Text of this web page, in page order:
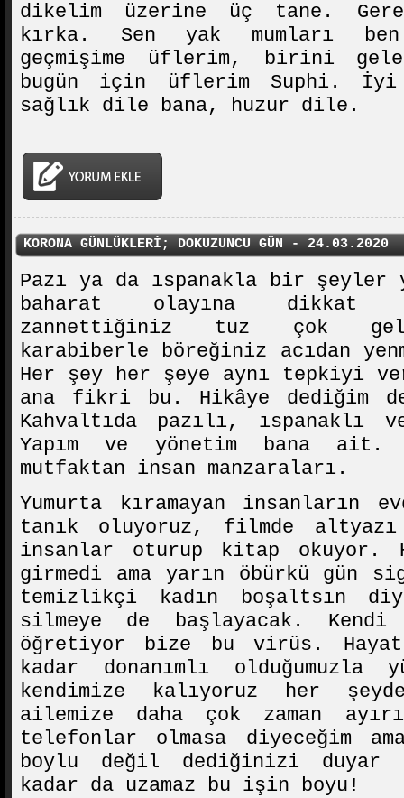
dikelim üzerine üç tane.
kırka. Sen yak mumları
geçmişime üflerim, birini
bugün için üflerim Suphi. İyi
sağlık dile bana, huzur dile.
KORONA GÜNLÜKLERİ; DOKUZUNCU GÜN - 24.03.2020
Pazı ya da ıspanakla bir şeyler
baharat olayına dikkat
zannettiğiniz tuz çok
karabiberle böreğiniz acıdan
Her şey her şeye aynı tepkiyi
ana fikri bu. Hikâye dediğim
Kahvaltıda pazılı, ıspanaklı
Yapım ve yönetim bana ait.
mutfaktan insan manzaraları.
Yumurta kıramayan insanların
tanık oluyoruz, filmde altyazı
insanlar oturup kitap okuyor.
girmedi ama yarın öbürkü gün
temizlikçi kadın boşaltsın
silmeye de başlayacak. Kendi
öğretiyor bize bu virüs.
kadar donanımlı olduğumuzla
kendimize kalıyoruz her
ailemize daha çok zaman
telefonlar olmasa diyeceğim
boylu değil dediğinizi duyar
kadar da uzamaz bu işin boyu!